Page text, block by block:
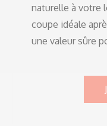
naturelle à votre
coupe idéale
une valeur sûre